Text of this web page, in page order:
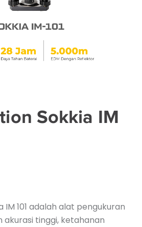
Sokkia IM
IM 101 adalah alat pengukuran
akurasi tinggi, ketahanan